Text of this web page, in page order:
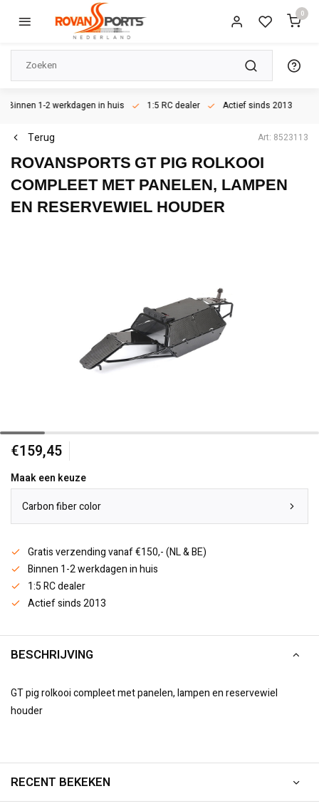
0
Binnen 1-2 werkdagen in huis 1:5 RC dealer Actief sinds 2013
Terug Art: 8523113
ROVANSPORTS GT PIG ROLKOOI
COMPLEET MET PANELEN, LAMPEN
EN RESERVEWIEL HOUDER
€159,45
Maak een keuze
Carbon fiber color
Gratis verzending vanaf €150,- (NL & BE)
Binnen 1-2 werkdagen in huis
1:5 RC dealer
Actief sinds 2013
BESCHRIJVING
GT pig rolkooi compleet met panelen, lampen en reservewiel
houder
RECENT BEKEKEN